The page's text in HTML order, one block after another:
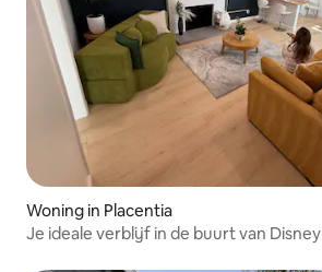
Woning in Placentia
Je ideale verblijf in de buurt van Disney